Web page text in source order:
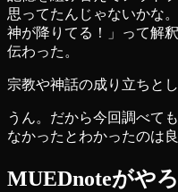
思ってたんじゃないかな
神が降りてる！」って解
伝わった。
宗教や神話の成り立ちと
うん。だから今回調べて
なかったとわかったのは良
MUEDnoteがや